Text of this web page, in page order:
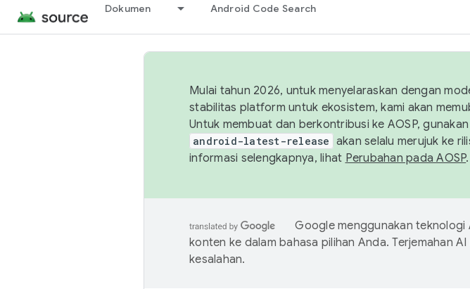
Dokumen Android Code Search
Mulai tahun 2026, untuk menyelaraskan dengan
stabilitas platform untuk ekosistem, kami akan
Untuk membuat dan berkontribusi ke AOSP, gunakan
android-latest-release akan selalu merujuk ke
informasi selengkapnya, lihat Perubahan pada AOSP.
Google menggunakan teknologi
konten ke dalam bahasa pilihan Anda. Terjemahan
kesalahan.